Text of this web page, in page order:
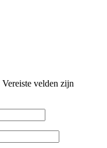
Vereiste velden zijn